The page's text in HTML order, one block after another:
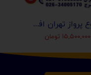
شروع پرواز تهران افغانستان (کابل-مزارشریف-هرات-قندهار)
۱۵,۵۰۰,۰۰۰ تومان